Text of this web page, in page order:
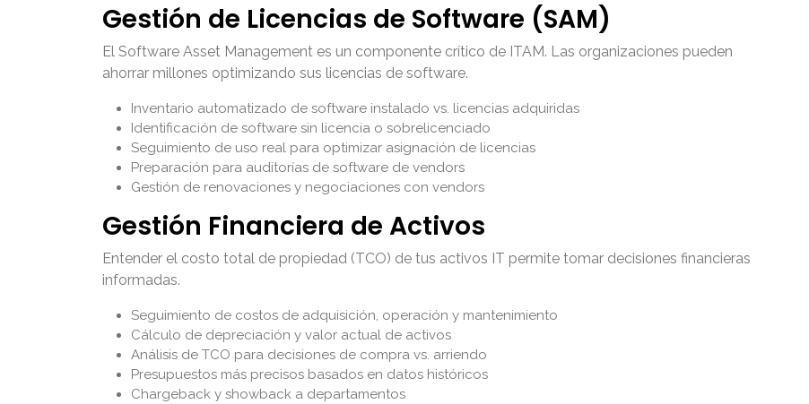
Gestión de Licencias de Software (SAM)
El Software Asset Management es un componente crítico de ITAM. Las organizaciones pueden
ahorrar millones optimizando sus licencias de software.
Inventario automatizado de software instalado vs. licencias adquiridas
Identificación de software sin licencia o sobrelicenciado
Seguimiento de uso real para optimizar asignación de licencias
Preparación para auditorías de software de vendors
Gestión de renovaciones y negociaciones con vendors
Gestión Financiera de Activos
Entender el costo total de propiedad (TCO) de tus activos IT permite tomar decisiones financieras
informadas.
Seguimiento de costos de adquisición, operación y mantenimiento
Cálculo de depreciación y valor actual de activos
Análisis de TCO para decisiones de compra vs. arriendo
Presupuestos más precisos basados en datos históricos
Chargeback y showback a departamentos